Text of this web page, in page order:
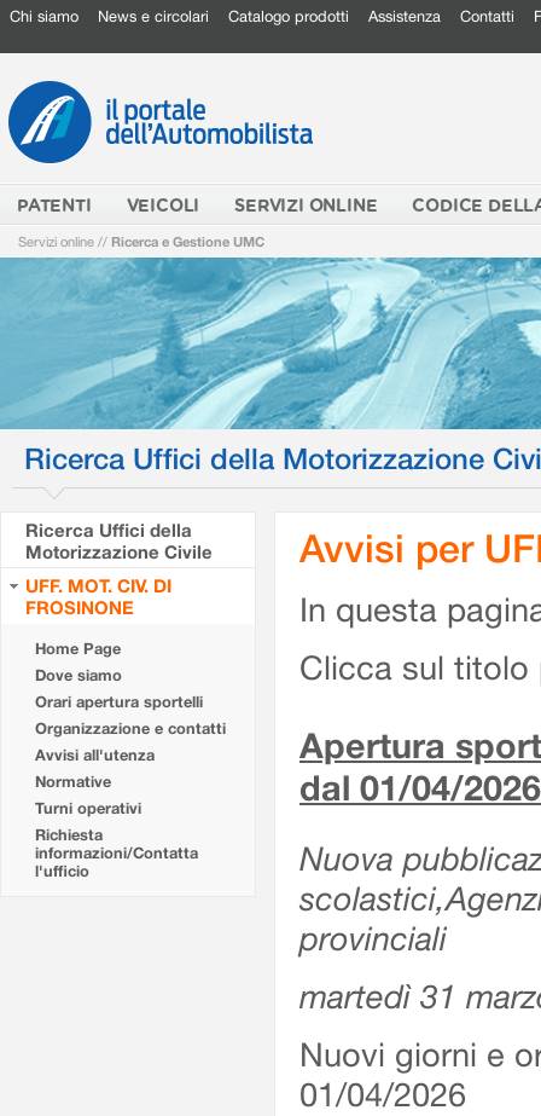
Chi siamo News e circolari Catalogo prodotti Assistenza Contatti
PATENTI VEICOLI SERVIZI ONLINE CODICE
Servizi online // Ricerca e Gestione UMC
Ricerca Uffici della Motorizzazione
Ricerca Uffici della
Motorizzazione Civile
UFF. MOT. CIV. DI
FROSINONE
Home Page
Dove siamo
Orari apertura sportelli
Organizzazione e contatti
Avvisi all'utenza
Normative
Turni operativi
Richiesta
informazioni/Contatta
l'ufficio
Avvisi per
In questa
Clicca sul titolo
Apertura
dal 01/04/2026
Nuova
provinciali
martedì 31
Nuovi giorni e
01/04/2026